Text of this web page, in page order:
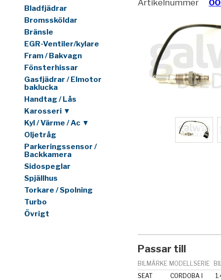
Bladfjädrar
Bromssköldar
Bränsle
EGR-Ventiler/kylare
Fram / Bakvagn
Fönsterhissar
Gasfjädrar / Elmotor
baklucka
Handtag / Lås
Karosseri ▼
Kyl / Värme / Ac ▼
Oljetråg
Parkeringssensor /
Backkamera
Sidospeglar
Spjällhus
Torkare / Spolning
Turbo
Övrigt
Artikelnummer
Passar till
BILMÄRKE MODELLSERIE
SEAT
CORDOBA I